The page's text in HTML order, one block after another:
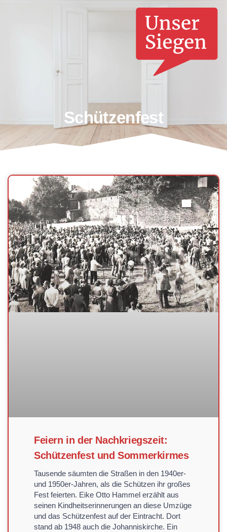
Schützenfest
Feiern in der Nachkriegszeit:
Schützenfest und Sommerkirmes
Tausende säumten die Straßen in den 1940er-
und 1950er-Jahren, als die Schützen ihr großes
Fest feierten. Eike Otto Hammel erzählt aus
seinen Kindheitserinnerungen an diese Umzüge
und das Schützenfest auf der Eintracht. Dort
stand ab 1948 auch die Johanniskirche. Ein